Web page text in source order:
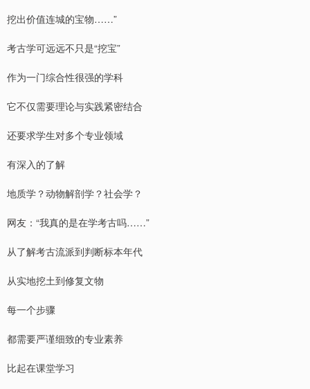
挖出价值连城的宝物……”
考古学可远远不只是“挖宝”
作为一门综合性很强的学科
它不仅需要理论与实践紧密结合
还要求学生对多个专业领域
有深入的了解
地质学？动物解剖学？社会学？
网友：“我真的是在学考古吗……”
从了解考古流派到判断标本年代
从实地挖土到修复文物
每一个步骤
都需要严谨细致的专业素养
比起在课堂学习